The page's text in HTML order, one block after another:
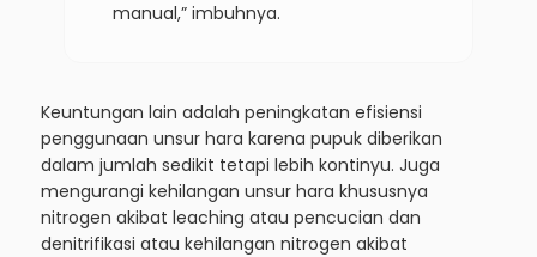
manual,” imbuhnya.
Keuntungan lain adalah peningkatan efisiensi
penggunaan unsur hara karena pupuk diberikan
dalam jumlah sedikit tetapi lebih kontinyu. Juga
mengurangi kehilangan unsur hara khususnya
nitrogen akibat leaching atau pencucian dan
denitrifikasi atau kehilangan nitrogen akibat